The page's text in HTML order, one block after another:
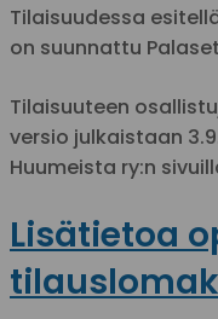
Tilaisuudessa
on suunnattu
Tilaisuuteen
versio julkaistaan
Huumeista ry:n
Lisätietoa